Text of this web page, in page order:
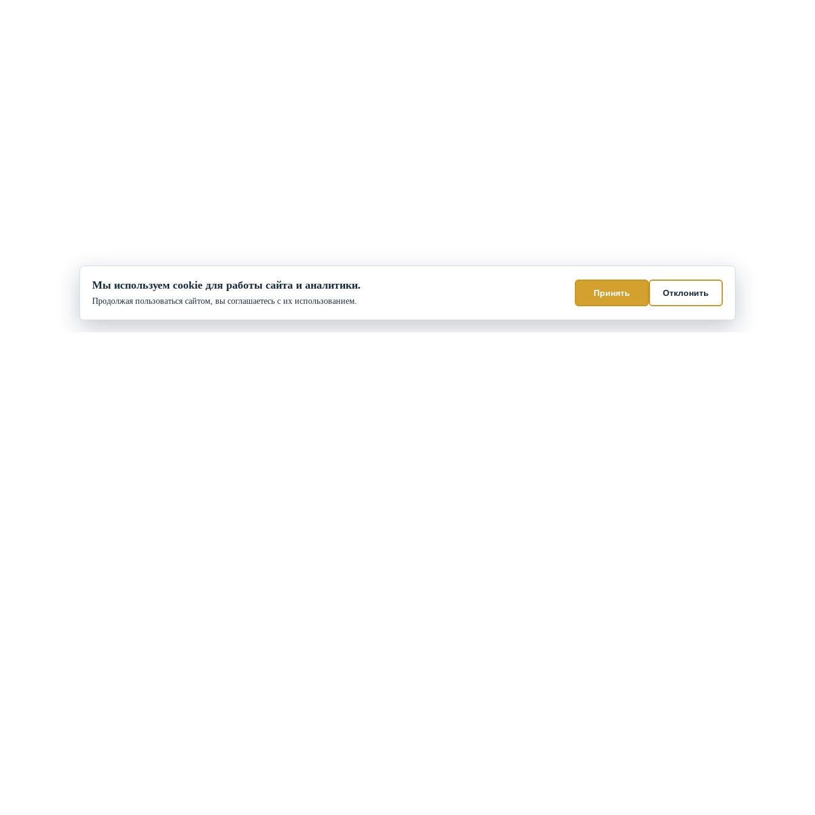
Мы используем cookie для работы сайта и аналитики.
Продолжая пользоваться сайтом, вы соглашаетесь с их использованием.
Принять Отклонить